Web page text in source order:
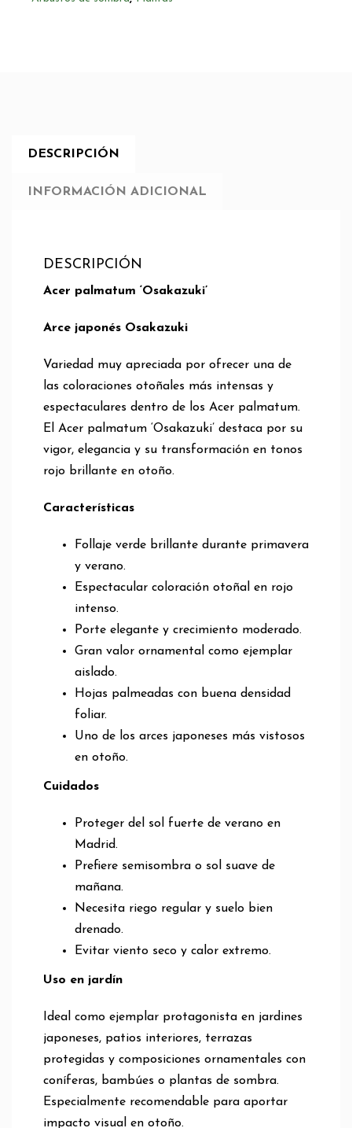
DESCRIPCIÓN
INFORMACIÓN ADICIONAL
DESCRIPCIÓN
Acer palmatum ‘Osakazuki’
Arce japonés Osakazuki
Variedad muy apreciada por ofrecer una de
las coloraciones otoñales más intensas y
espectaculares dentro de los Acer palmatum.
El Acer palmatum ‘Osakazuki’ destaca por su
vigor, elegancia y su transformación en tonos
rojo brillante en otoño.
Características
Follaje verde brillante durante primavera
y verano.
Espectacular coloración otoñal en rojo
intenso.
Porte elegante y crecimiento moderado.
Gran valor ornamental como ejemplar
aislado.
Hojas palmeadas con buena densidad
foliar.
Uno de los arces japoneses más vistosos
en otoño.
Cuidados
Proteger del sol fuerte de verano en
Madrid.
Prefiere semisombra o sol suave de
mañana.
Necesita riego regular y suelo bien
drenado.
Evitar viento seco y calor extremo.
Uso en jardín
Ideal como ejemplar protagonista en jardines
japoneses, patios interiores, terrazas
protegidas y composiciones ornamentales con
coníferas, bambúes o plantas de sombra.
Especialmente recomendable para aportar
impacto visual en otoño.